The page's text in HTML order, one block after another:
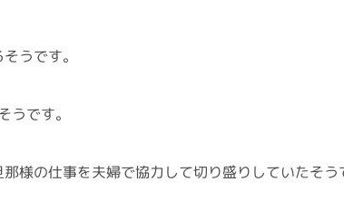
うです。
です。
様の仕事を夫婦で協力して切り盛りしていたそう